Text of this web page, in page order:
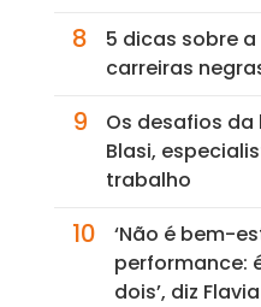
8
5 dicas sobre
carreiras
9
Os desafios
Blasi,
trabalho
10
‘Não é bem-
performance:
dois’, diz